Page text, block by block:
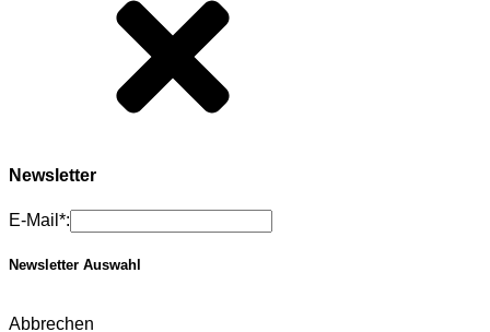
Newsletter
E-Mail*:
Newsletter Auswahl
Abbrechen